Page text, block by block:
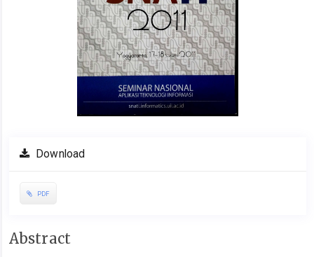
Download
PDF
Main
Abstract